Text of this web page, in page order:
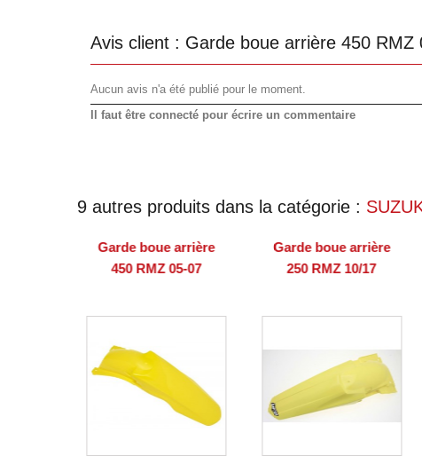
Avis client : Garde boue arrière 450 RMZ
Aucun avis n'a été publié pour le moment.
Il faut être connecté pour écrire un commentaire
9 autres produits dans la catégorie :
Garde boue arrière
450 RMZ 05-07
Garde boue arrière
250 RMZ 10/17